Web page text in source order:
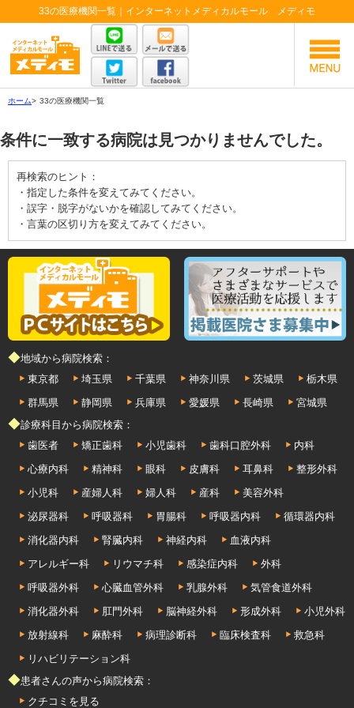
33の医療機関一覧｜インターネットメディカルモール メディモ
ホーム> 33の医療機関一覧
条件に一致する病院は見つかりませんでした。
再検索のヒント：
・指定した条件を変えてみてください。
・誤字・脱字がないかを確認してみてください。
・言葉の区切り方を変えてみてください。
◆地域から病院検索：
東京都
埼玉県 千葉県 神奈川県 茨城県
栃木県
群馬県
静岡県 兵庫県 愛媛県 長崎県
宮城県
◆診療科目から病院検索：
歯医者
矯正歯科 小児歯科 歯科口腔外科
内科
心療内科
精神科 眼科 皮膚科 耳鼻科
整形外科
小児科
産婦人科 婦人科 産科
美容外科
泌尿器科
呼吸器科 胃腸科 呼吸器内科
循環器内科
消化器内科
腎臓内科 神経内科
血液内科
アレルギー科
リウマチ科 感染症内科
外科
呼吸器外科
心臓血管外科 乳腺外科
気管食道外科
消化器外科
肛門外科 脳神経外科 形成外科
小児外科
放射線科
麻酔科 病理診断科 臨床検査科
救急科
リハビリテーション科
◆患者さんの声から病院検索：
クチコミを見る